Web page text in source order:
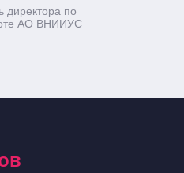
директора по
АО ВНИИУС